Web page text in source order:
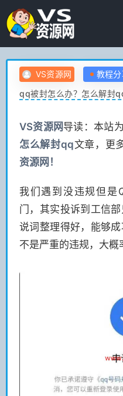
VS资源网
教程
qq被封怎么办？怎么解封
VS资源网 导读：本站
怎么解封qq文章，更
资源网！
我们遇到没违规但是
门，其实投诉到工信
说词整理得好，能够
不是严重的违规，大概